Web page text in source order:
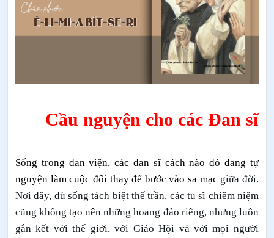
Cầu nguyện cho các Đan sĩ
Sống trong đan viện, các đan sĩ cách nào đó đang tự
nguyện làm cuộc đổi thay để bước vào sa mạc giữa đời.
Nơi đây, dù sống tách biệt thế trần, các tu sĩ chiêm niệm
cũng không tạo nên những hoang đảo riêng, nhưng luôn
gắn kết với thế giới, với Giáo Hội và với mọi người